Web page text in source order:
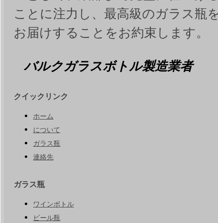
ことに注力し、最高級のガラス瓶
お届けすることをお約束します。
バルクガラスボトル製造業者
クイックリンク
ホーム
について
ガラス瓶
連絡先
ガラス瓶
ワインボトル
ビール瓶